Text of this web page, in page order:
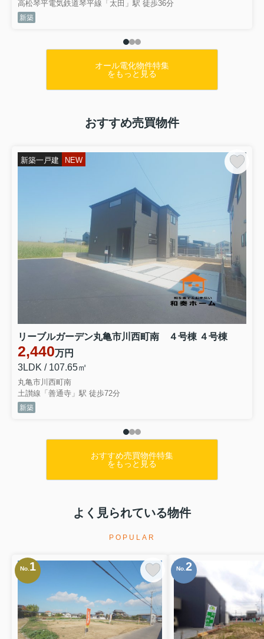
高松琴平電気鉄道琴平線「太田」駅 徒歩36分
新築
オール電化物件特集
をもっと見る
おすすめ売買物件
新築一戸建 NEW
リーブルガーデン丸亀市川西町南 ４号棟 ４号棟
2,440万円
3LDK / 107.65㎡
丸亀市川西町南
土讃線「善通寺」駅 徒歩72分
新築
おすすめ売買物件特集
をもっと見る
よく見られている物件
POPULAR
No. 1 No. 2